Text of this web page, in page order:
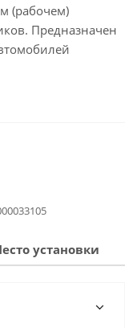
(рабочем)
Предназначен
установки